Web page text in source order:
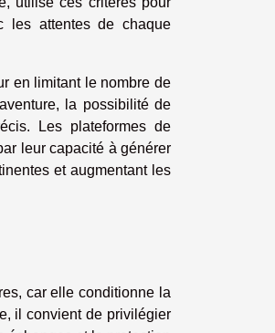
les attentes de chaque
en limitant le nombre de
la possibilité de
Les plateformes de
leur capacité à générer
et augmentant les
car elle conditionne la
il convient de privilégier